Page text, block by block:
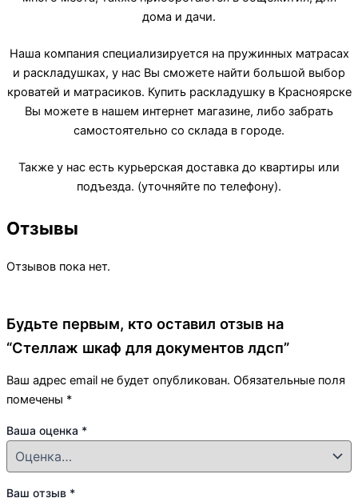
дома и дачи.
Наша компания специализируется на пружинных матрасах
и раскладушках, у нас Вы сможете найти большой выбор
кроватей и матрасиков. Купить раскладушку в Красноярске
Вы можете в нашем интернет магазине, либо забрать
самостоятельно со склада в городе.
Также у нас есть курьерская доставка до квартиры или
подъезда. (уточняйте по телефону).
Отзывы
Отзывов пока нет.
Будьте первым, кто оставил отзыв на
“Стеллаж шкаф для документов лдсп”
Ваш адрес email не будет опубликован. Обязательные поля
помечены *
Ваша оценка *
Ваш отзыв *